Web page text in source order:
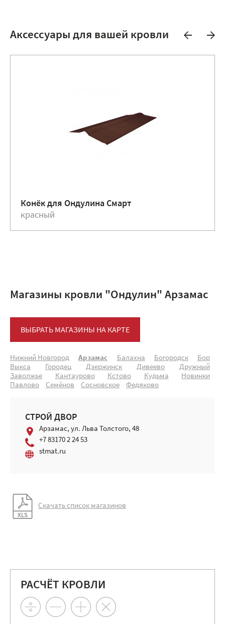
Аксессуары для вашей кровли
Конёк для Ондулина Смарт
красный
Магазины кровли "Ондулин" Арзамас
ВЫБРАТЬ МАГАЗИНЫ НА КАРТЕ
Нижний Новгород Арзамас Балахна Богородск
Бор
Выкса
Городец Дзержинск Дивеево
Дружный
Заволжье
Кантаурово Кстово Кудьма
Новинки
Павлово
Семёнов Сосновское Федяково
СТРОЙ ДВОР
Арзамас, ул. Льва Толстого, 48
+7 83170 2 24 53
stmat.ru
Скачать список магазинов
РАСЧЁТ КРОВЛИ